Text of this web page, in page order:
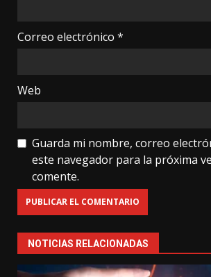
Correo electrónico *
Web
Guarda mi nombre, correo
este navegador para la próxima
comente.
NOTICIAS RELACIONADAS